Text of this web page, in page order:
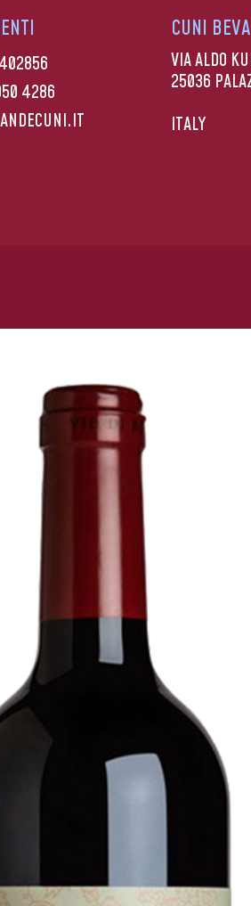
4286
CUNI
VIA ALDO
25036
ITALY